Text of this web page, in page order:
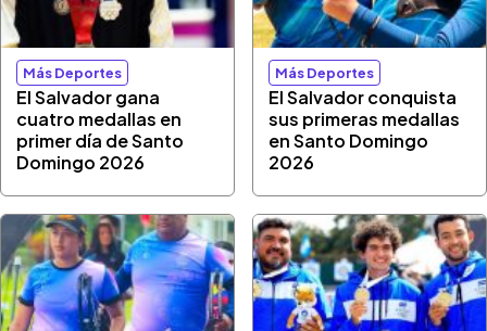
Más Deportes
El Salvador gana
cuatro medallas en
primer día de Santo
Domingo 2026
Más Deportes
El Salvador conquista
sus primeras medallas
en Santo Domingo
2026